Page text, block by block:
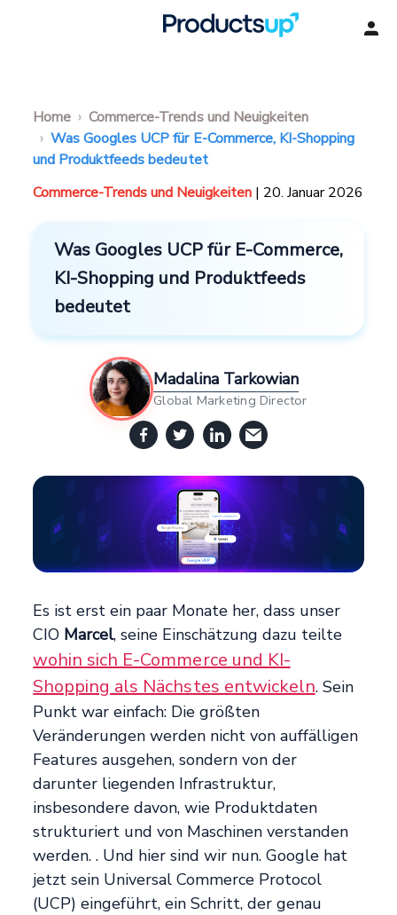
Home
Commerce-Trends und Neuigkeiten
Was Googles UCP für E-Commerce, KI-Shopping
und Produktfeeds bedeutet
Commerce-Trends und Neuigkeiten | 20. Januar 2026
Was Googles UCP für E-Commerce,
KI-Shopping und Produktfeeds
bedeutet
Madalina Tarkowian
Global Marketing Director
Es ist erst ein paar Monate her, dass unser
CIO Marcel, seine Einschätzung dazu teilte
wohin sich E-Commerce und KI-
Shopping als Nächstes entwickeln. Sein
Punkt war einfach: Die größten
Veränderungen werden nicht von auffälligen
Features ausgehen, sondern von der
darunter liegenden Infrastruktur,
insbesondere davon, wie Produktdaten
strukturiert und von Maschinen verstanden
werden. . Und hier sind wir nun. Google hat
jetzt sein Universal Commerce Protocol
(UCP) eingeführt, ein Schritt, der genau